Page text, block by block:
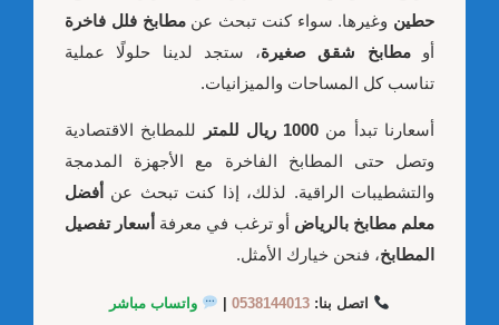
حطين وغيرها. سواء كنت تبحث عنمطابخ فلل فاخرة
أومطابخ شقق صغيرة، ستجد لدينا حلولًا عملية
تناسب كل المساحات والميزانيات.
أسعارنا تبدأ من 1000 ريال للمتر
للمطابخ الاقتصادية
وتصل حتى المطابخ الفاخرة مع الأجهزة المدمجة
والتشطيبات الراقية. لذلك، إذا كنت تبحث عن أفضل
معلم مطابخ بالرياض أو ترغب في معرفة أسعار تفصيل
المطابخ، فنحن خيارك الأمثل.
اتصل بنا: 0538144013 واتساب مباشر